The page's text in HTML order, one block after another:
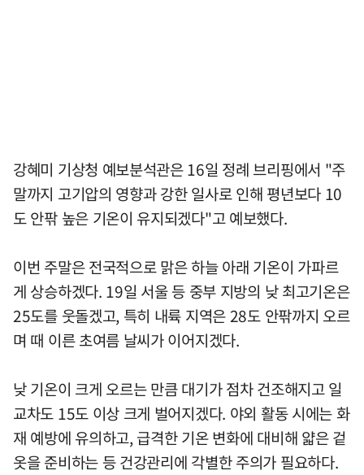
강혜미 기상청 예보분석관은 16일 정례 브리핑에서 "주
말까지 고기압의 영향과 강한 일사로 인해 평년보다 10
도 안팎 높은 기온이 유지되겠다"고 예보했다.
이번 주말은 전국적으로 맑은 하늘 아래 기온이 가파르
게 상승하겠다. 19일 서울 등 중부 지방의 낮 최고기온은
25도를 웃돌겠고, 특히 내륙 지역은 28도 안팎까지 오르
며 때 이른 초여름 날씨가 이어지겠다.
낮 기온이 크게 오르는 만큼 대기가 점차 건조해지고 일
교차도 15도 이상 크게 벌어지겠다. 야외 활동 시에는 화
재 예방에 유의하고, 급격한 기온 변화에 대비해 얇은 겉
옷을 준비하는 등 건강관리에 각별한 주의가 필요하다.